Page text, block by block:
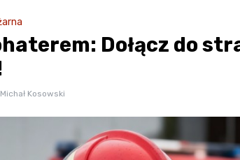
Dołącz do
Michał Kosowski